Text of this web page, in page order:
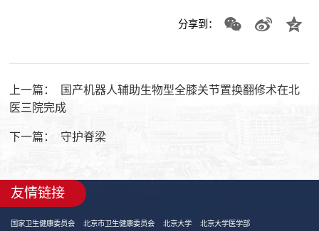
分享到：
上一篇：
国产机器人辅助生物型全膝关节置换翻修术在北
医三院完成
下一篇： 守护脊梁
友情链接
国家卫生健康委员会 北京市卫生健康委员会 北京大学 北京大学医学部